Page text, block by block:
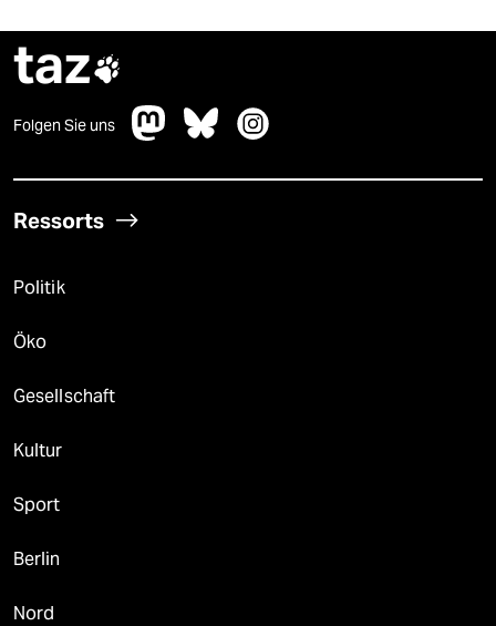
taz
Folgen Sie uns
Ressorts
Politik
Öko
Gesellschaft
Kultur
Sport
Berlin
Nord